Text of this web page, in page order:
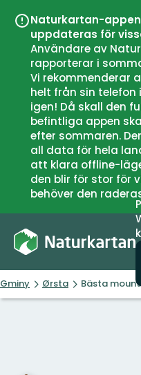
Naturkartan-
uppdateras för
Användare av
rapporterar i
Vi rekommenderar
helt från sin
igen! Då skall den
befintliga appen
efter sommaren.
all data för hela
att klara offline-
den blir för stor för
behöver den
Gminy Ørsta Bästa